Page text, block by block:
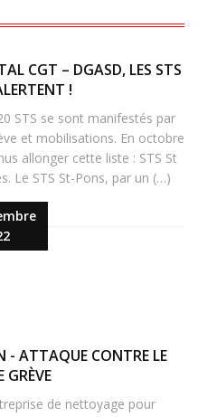
CGT – DGASD, LES STS
!
STS se sont manifestés par
et mobilisations. En octobre
allonger cette liste : STS St
Le STS St-Pons, par un (…)
- ATTAQUE CONTRE LE
GRÈVE
de nettoyage pour